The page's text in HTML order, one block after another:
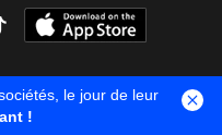
le jour de leur
!